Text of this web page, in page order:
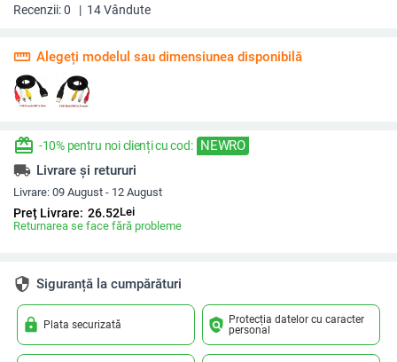
Recenzii:0 | 14Vândute
straighten Alegeți modelul sau dimensiunea disponibilă
redeem -10% pentru noi clienți cu cod: NEWRO
local_shipping Livrare și retururi
Livrare: 09 August - 12 August
Preț Livrare: 26.52Lei
Returnarea se face fără probleme
security Siguranță la cumpărături
lock Plata securizată policy Protecția datelor cu caracter
personal